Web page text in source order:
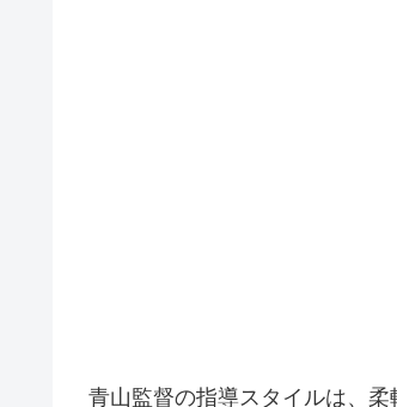
青山監督の指導スタイルは、柔